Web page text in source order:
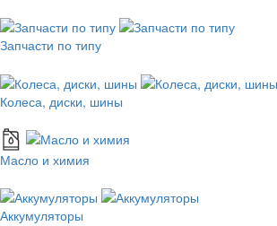
Запчасти по типу
Колеса, диски, шины
Масло и химия
Аккумуляторы